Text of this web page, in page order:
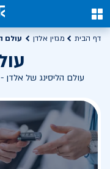
0
דף הבית מגזין אלדן עולם
עולם הליסינג של אלדן